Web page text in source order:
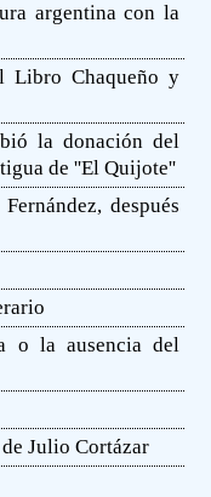
argentina con la
Libro Chaqueño y
la donación del
de ''El Quijote''
después
o la ausencia del
Julio Cortázar